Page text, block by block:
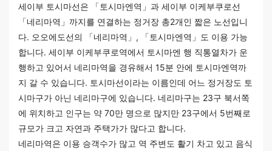
세이부 토시마선은 「토시마엔역」과 세이부 이케부쿠로선
「네리마역」까지를 연결하는 정거장 총2개인 짧은 노선입니
다. 오오에도선의 「네리마역」, 「토시마엔역」도 이용 가능
합니다. 세이부 이케부쿠로역에서 토시마엔 행 직통열차가 운
행하고 있어서 네리마역을 경유해서 15분 안에 토시마엔역까
지 갈 수 있습니다. 토시마선이라는 이름인데 어느 정거장도 토
시마구가 아닌 네리마구에 있습니다. 네리마구는 23구 북서쪽
에 위치하고 인구는 약 70만 명으로 많지만 23구에서 5번째로
규모가 크고 자연과 주택가가 많다고 합니다.
네리마역은 이용 승객수가 많고 역 주변도 활기 차고 있고 음식